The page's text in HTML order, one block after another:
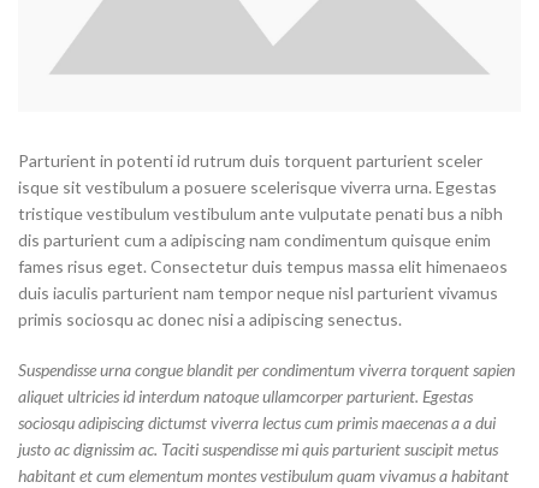
Parturient in potenti id rutrum duis torquent parturient sceler
isque sit vestibulum a posuere scelerisque viverra urna. Egestas
tristique vestibulum vestibulum ante vulputate penati bus a nibh
dis parturient cum a adipiscing nam condimentum quisque enim
fames risus eget. Consectetur duis tempus massa elit himenaeos
duis iaculis parturient nam tempor neque nisl parturient vivamus
primis sociosqu ac donec nisi a adipiscing senectus.
Suspendisse urna congue blandit per condimentum viverra torquent sapien
aliquet ultricies id interdum natoque ullamcorper parturient. Egestas
sociosqu adipiscing dictumst viverra lectus cum primis maecenas a a dui
justo ac dignissim ac. Taciti suspendisse mi quis parturient suscipit metus
habitant et cum elementum montes vestibulum quam vivamus a habitant